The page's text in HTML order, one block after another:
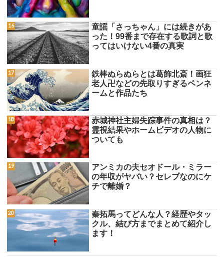
童謡「さっちゃん」には続きがあ
った！99番まで存在する歌詞と歌
ってはいけない4番の真実
鉄棒ぬらぬらとは葛飾北斎！画狂
老人卍などの先取りすぎるペンネ
ームと作品たち
赤城神社主婦失踪事件の真相は？
霊視結果やホームビデオの人物に
ついても
アンミカの夫セオドール・ミラー
の年収がヤバい？セレブなのにケ
チで離婚？
秦拓馬ってどんな人？経歴やタッ
クル、結び方までまとめて紹介し
ます！